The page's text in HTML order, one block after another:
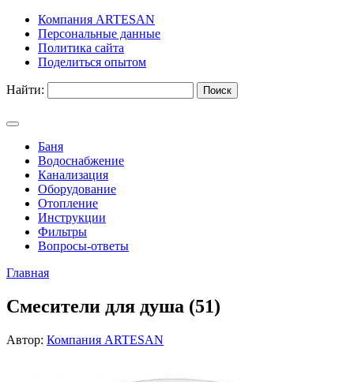
Компания ARTESAN
Персональные данные
Политика сайта
Поделиться опытом
Найти:
Баня
Водоснабжение
Канализация
Оборудование
Отопление
Инструкции
Фильтры
Вопросы-ответы
Главная
Смесители для душа (51)
Автор: Компания ARTESAN